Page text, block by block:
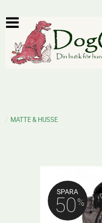
MATTE & HUSSE
SPARA
50%